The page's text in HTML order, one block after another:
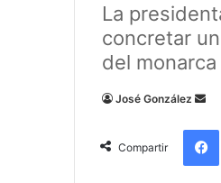
La
concretar
del
José González
Compartir